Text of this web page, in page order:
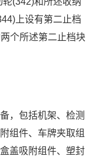
上设有第二止档
个所述第二止档块
，包括机架、检测
组件、车牌夹取组
盖吸附组件、塑封